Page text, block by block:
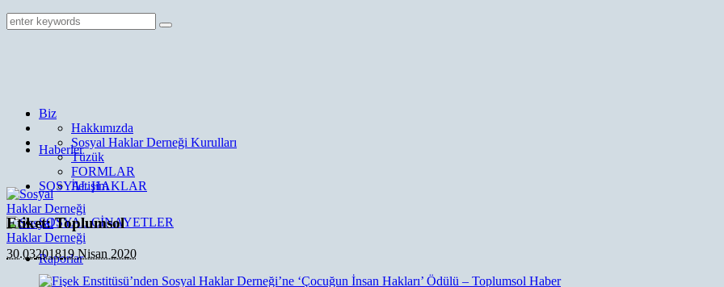
Biz
Hakkımızda
Sosyal Haklar Derneği Kurulları
Tüzük
FORMLAR
İletişim
Haberler
SOSYAL HAKLAR
SOSYAL CİNAYETLER
Raporlar
Etiket:Toplumsol
30.03201819 Nisan 2020